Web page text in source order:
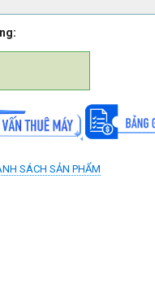
SÁCH SẢN PHẨM